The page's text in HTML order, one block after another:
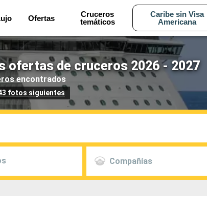
Ofertas
Cruceros
temáticos
Caribe sin Visa
Americana
ofertas de cruceros 2026 - 2027
encontrados
fotos siguientes
Compañías